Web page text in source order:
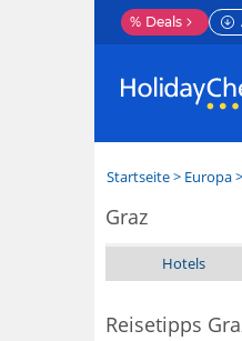
% Deals
Startseite> Europa>
Graz
Hotels
Reisetipps